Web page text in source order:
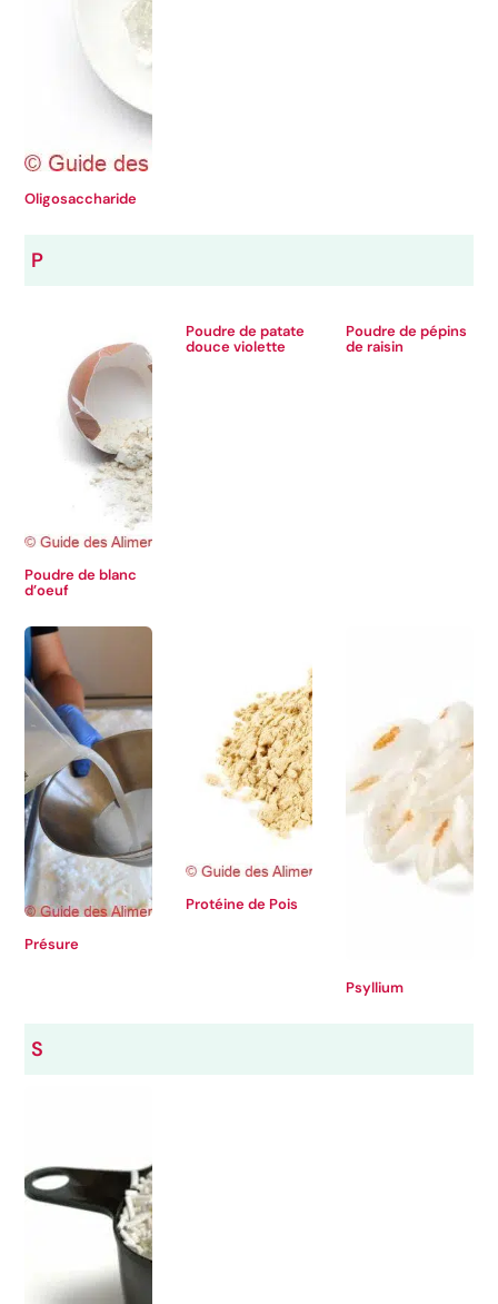
Oligosaccharide
P
Poudre de blanc
d’oeuf
Poudre de patate
douce violette
Poudre de pépins
de raisin
Présure
Protéine de Pois
Psyllium
S